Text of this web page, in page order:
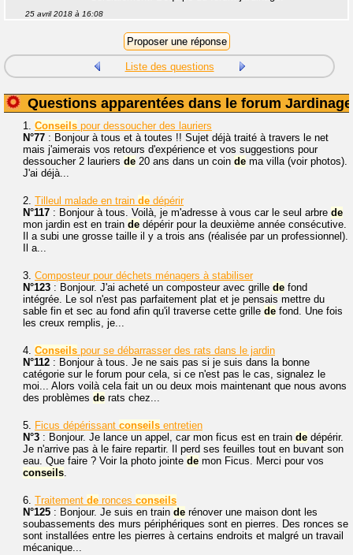
25 avril 2018 à 16:08
Liste des questions
Questions apparentées dans le forum Jardinage
1. Conseils pour dessoucher des lauriers
N°77 : Bonjour à tous et à toutes !! Sujet déjà traité à travers le net
mais j'aimerais vos retours d'expérience et vos suggestions pour
dessoucher 2 lauriers de 20 ans dans un coin de ma villa (voir photos).
J'ai déjà...
2. Tilleul malade en train de dépérir
N°117 : Bonjour à tous. Voilà, je m'adresse à vous car le seul arbre de
mon jardin est en train de dépérir pour la deuxième année consécutive.
Il a subi une grosse taille il y a trois ans (réalisée par un professionnel).
Il a...
3. Composteur pour déchets ménagers à stabiliser
N°123 : Bonjour. J'ai acheté un composteur avec grille de fond
intégrée. Le sol n'est pas parfaitement plat et je pensais mettre du
sable fin et sec au fond afin qu'il traverse cette grille de fond. Une fois
les creux remplis, je...
4. Conseils pour se débarrasser des rats dans le jardin
N°112 : Bonjour à tous. Je ne sais pas si je suis dans la bonne
catégorie sur le forum pour cela, si ce n'est pas le cas, signalez le
moi... Alors voilà cela fait un ou deux mois maintenant que nous avons
des problèmes de rats chez...
5. Ficus dépérissant conseils entretien
N°3 : Bonjour. Je lance un appel, car mon ficus est en train de dépérir.
Je n'arrive pas à le faire repartir. Il perd ses feuilles tout en buvant son
eau. Que faire ? Voir la photo jointe de mon Ficus. Merci pour vos
conseils.
6. Traitement de ronces conseils
N°125 : Bonjour. Je suis en train de rénover une maison dont les
soubassements des murs périphériques sont en pierres. Des ronces se
sont installées entre les pierres à certains endroits et malgré un travail
mécanique...